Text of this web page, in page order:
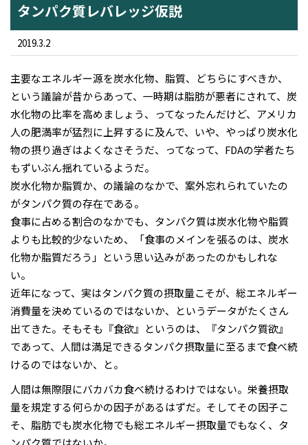
タンパク質レバレッジ仮説
2019.3.2
主要なエネルギー源を炭水化物、脂質、どちらにすべきか、
という議論が昔からあって、一時期は脂肪が悪者にされて、炭
水化物の比率を高めましょう、ってなったんだけど、アメリカ
人の肥満率が猛烈に上昇するに及んで、いや、やっぱり炭水化
物の摂り過ぎはよくなさそうだ、ってなって、FDAの学者たち
もずいぶん揺れているようだ。
炭水化物か脂質か、の議論のなかで、案外忘れられていたの
がタンパク質の存在である。
食事に占める割合のなかでも、タンパク質は炭水化物や脂質
よりも比較的少ないため、「食事のメインを張るのは、炭水
化物か脂質だろう」という思い込みがあったのかもしれな
い。
近年になって、実はタンパク質の摂取量こそが、総エネルギー
消費量を決めているのではないか、というデータがたくさん
出てきた。そもそも『食欲』というのは、『タンパク質欲』
であって、人間は満足できるタンパク摂取量に至るまで食べ続
けるのではないか、と。
人間は無際限にバカバカ食べ続けるわけではない。栄養摂取
量を規定する何らかの因子があるはずだ。そしてその因子こ
そ、脂肪でも炭水化物でも総エネルギー摂取量でもなく、タ